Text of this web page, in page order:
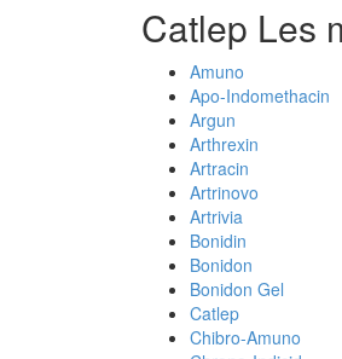
Catlep Les
Amuno
Apo-Indomethacin
Argun
Arthrexin
Artracin
Artrinovo
Artrivia
Bonidin
Bonidon
Bonidon Gel
Catlep
Chibro-Amuno